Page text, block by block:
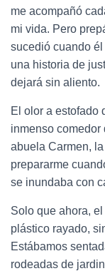
me acompañó
mi vida. Pero
sucedió cuando
una historia de
dejará sin aliento.
El olor a estofado
inmenso comedor
abuela Carmen,
prepararme
se inundaba con
Solo que ahora,
plástico rayado,
Estábamos
rodeadas de